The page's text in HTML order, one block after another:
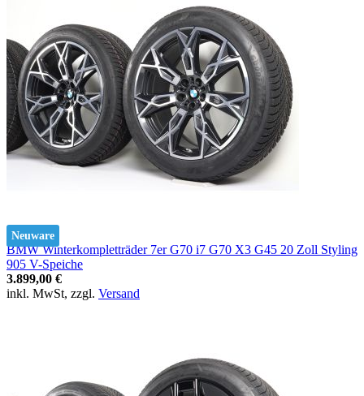
Neuware
BMW Winterkompletträder 7er G70 i7 G70 X3 G45 20 Zoll Styling
905 V-Speiche
3.899,00 €
inkl. MwSt, zzgl. Versand